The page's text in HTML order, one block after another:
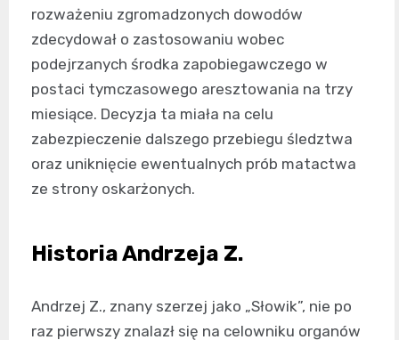
rozważeniu zgromadzonych dowodów
zdecydował o zastosowaniu wobec
podejrzanych środka zapobiegawczego w
postaci tymczasowego aresztowania na trzy
miesiące. Decyzja ta miała na celu
zabezpieczenie dalszego przebiegu śledztwa
oraz uniknięcie ewentualnych prób matactwa
ze strony oskarżonych.
Historia Andrzeja Z.
Andrzej Z., znany szerzej jako „Słowik”, nie po
raz pierwszy znalazł się na celowniku organów